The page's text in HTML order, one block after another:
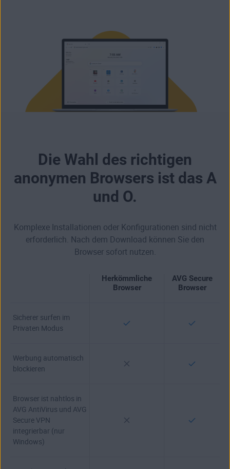
Die Wahl des richtigen
anonymen Browsers ist das A
und O.
Komplexe Installationen oder Konfigurationen sind nicht
erforderlich. Nach dem Download können Sie den
Browser sofort nutzen.
Herkömmliche
Browser
AVG Secure
Browser
Sicherer surfen im
Privaten Modus
Werbung automatisch
blockieren
Browser ist nahtlos in
AVG AntiVirus und AVG
Secure VPN
integrierbar (nur
Windows)